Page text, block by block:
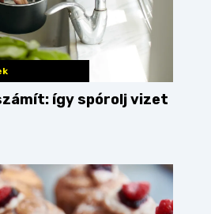
így spórolj vizet